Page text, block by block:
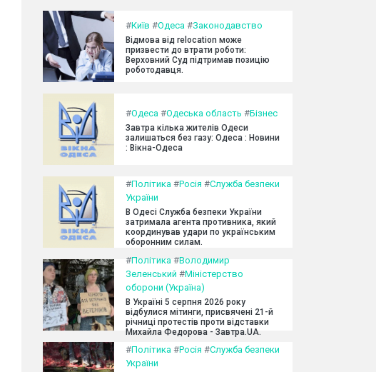
#Київ #Одеса #Законодавство
Відмова від relocation може
призвести до втрати роботи:
Верховний Суд підтримав позицію
роботодавця.
#Одеса #Одеська область #Бізнес
Завтра кілька жителів Одеси
залишаться без газу: Одеса : Новини
: Вікна-Одеса
#Політика #Росія #Служба безпеки
України
В Одесі Служба безпеки України
затримала агента противника, який
координував удари по українським
оборонним силам.
#Політика #Володимир
Зеленський #Міністерство
оборони (Україна)
В Україні 5 серпня 2026 року
відбулися мітинги, присвячені 21-й
річниці протестів проти відставки
Михайла Федорова - Завтра.UA.
#Політика #Росія #Служба безпеки
України